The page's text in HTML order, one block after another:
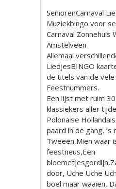
SeniorenCarnaval
Muziekbingo voor
Carnaval Zonnehuis
Amstelveen
Allemaal
LiedjesBINGO
de titels van de vele
Feestnummers.
Een lijst met ruim 30
klassiekers aller
Polonaise
paard in de gang, ’s
Tweeën,Mien waar
feestneus,Een
door, Uche Uche
boel maar waaien,